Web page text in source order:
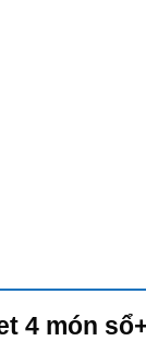
4 món